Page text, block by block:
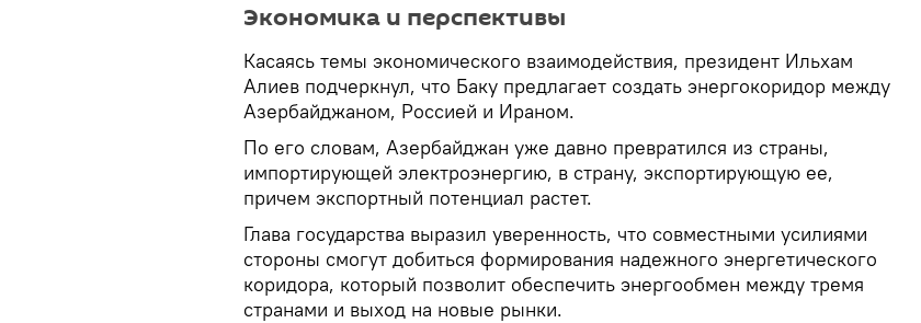
Экономика и перспективы
Касаясь темы экономического взаимодействия, президент Ильхам
Алиев подчеркнул, что Баку предлагает создать энергокоридор между
Азербайджаном, Россией и Ираном.
По его словам, Азербайджан уже давно превратился из страны,
импортирующей электроэнергию, в страну, экспортирующую ее,
причем экспортный потенциал растет.
Глава государства выразил уверенность, что совместными усилиями
стороны смогут добиться формирования надежного энергетического
коридора, который позволит обеспечить энергообмен между тремя
странами и выход на новые рынки.